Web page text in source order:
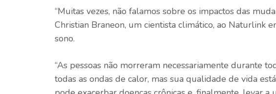
“Muitas vezes, não falamos sobre os impactos das
Christian Braneon, um cientista climático, ao Naturlink
sono.
“As pessoas não morreram necessariamente durante
todas as ondas de calor, mas sua qualidade de vida